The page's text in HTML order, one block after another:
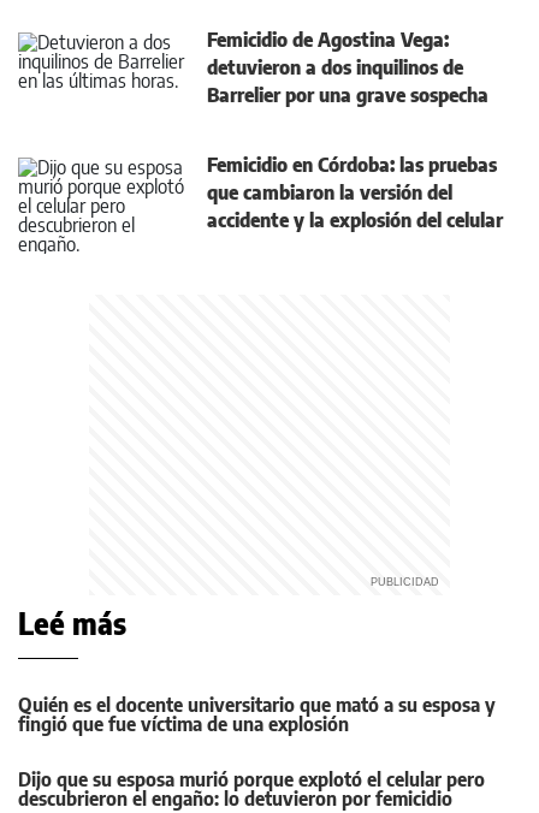
Femicidio de Agostina Vega:
detuvieron a dos inquilinos de
Barrelier por una grave sospecha
Femicidio en Córdoba: las pruebas
que cambiaron la versión del
accidente y la explosión del celular
Leé más
Quién es el docente universitario que mató a su esposa y
fingió que fue víctima de una explosión
Dijo que su esposa murió porque explotó el celular pero
descubrieron el engaño: lo detuvieron por femicidio